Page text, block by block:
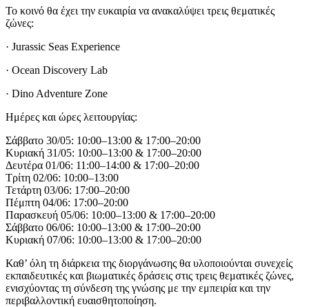
Το κοινό θα έχει την ευκαιρία να ανακαλύψει τρεις θεματικές
ζώνες:
· Jurassic Seas Experience
· Ocean Discovery Lab
· Dino Adventure Zone
Ημέρες και ώρες λειτουργίας:
Σάββατο 30/05: 10:00–13:00 & 17:00–20:00
Κυριακή 31/05: 10:00–13:00 & 17:00–20:00
Δευτέρα 01/06: 11:00–14:00 & 17:00–20:00
Τρίτη 02/06: 10:00–13:00
Τετάρτη 03/06: 17:00–20:00
Πέμπτη 04/06: 17:00–20:00
Παρασκευή 05/06: 10:00–13:00 & 17:00–20:00
Σάββατο 06/06: 10:00–13:00 & 17:00–20:00
Κυριακή 07/06: 10:00–13:00 & 17:00–20:00
Καθ’ όλη τη διάρκεια της διοργάνωσης θα υλοποιούνται συνεχείς
εκπαιδευτικές και βιωματικές δράσεις στις τρεις θεματικές ζώνες,
ενισχύοντας τη σύνδεση της γνώσης με την εμπειρία και την
περιβαλλοντική ευαισθητοποίηση.